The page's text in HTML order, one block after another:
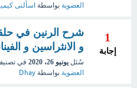
العضوية بواسطة اسألنى
1
إجابة
شرح الرنين في
و الانثراسين و
سُئل يونيو 26، 2020 في
العضوية بواسطة Dhay